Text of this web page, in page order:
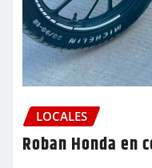
LOCALES
Roban Honda en